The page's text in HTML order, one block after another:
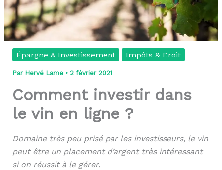
Épargne & Investissement Impôts & Droit
Par Hervé Lame • 2 février 2021
Comment investir dans
le vin en ligne ?
Domaine très peu prisé par les investisseurs, le vin
peut être un placement d’argent très intéressant
si on réussit à le gérer.